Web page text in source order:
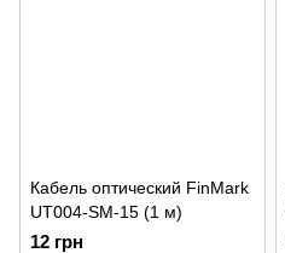
Кабель оптический FinMark
UT004-SM-15 (1 м)
12 грн